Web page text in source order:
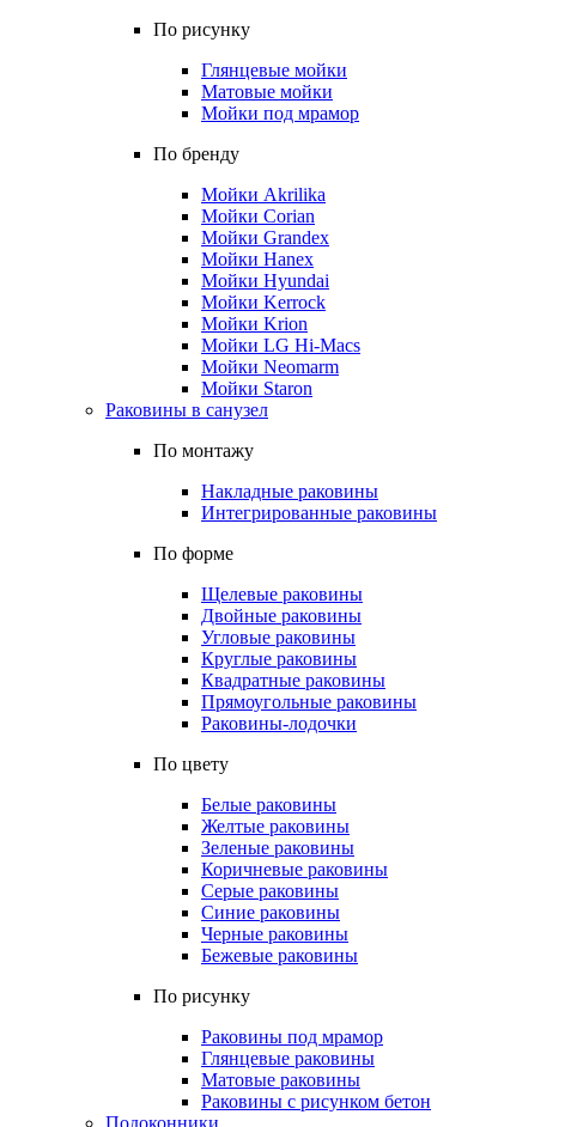
По рисунку
Глянцевые мойки
Матовые мойки
Мойки под мрамор
По бренду
Мойки Akrilika
Мойки Corian
Мойки Grandex
Мойки Hanex
Мойки Hyundai
Мойки Kerrock
Мойки Krion
Мойки LG Hi-Macs
Мойки Neomarm
Мойки Staron
Раковины в санузел
По монтажу
Накладные раковины
Интегрированные раковины
По форме
Щелевые раковины
Двойные раковины
Угловые раковины
Круглые раковины
Квадратные раковины
Прямоугольные раковины
Раковины-лодочки
По цвету
Белые раковины
Желтые раковины
Зеленые раковины
Коричневые раковины
Серые раковины
Синие раковины
Черные раковины
Бежевые раковины
По рисунку
Раковины под мрамор
Глянцевые раковины
Матовые раковины
Раковины с рисунком бетон
Подоконники